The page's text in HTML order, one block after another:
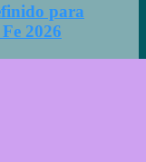
para
2026